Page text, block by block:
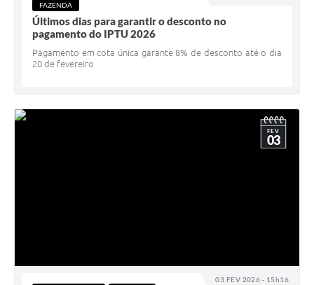
FAZENDA
Últimos dias para garantir o desconto no
pagamento do IPTU 2026
Pagamento em cota única garante 8% de desconto até o dia
20 de fevereiro
03 FEV 2026 - 15h16
FEV
03